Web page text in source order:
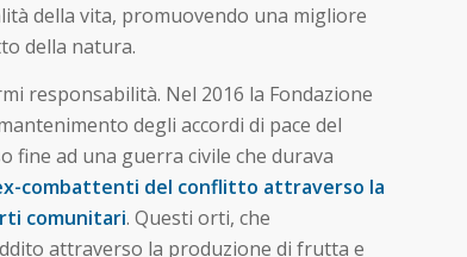
della vita, promuovendo una migliore
della natura.
responsabilità. Nel 2016 la Fondazione
degli accordi di pace del
fine ad una guerra civile che durava
combattenti del conflitto attraverso la
comunitari. Questi orti, che
attraverso la produzione di frutta e